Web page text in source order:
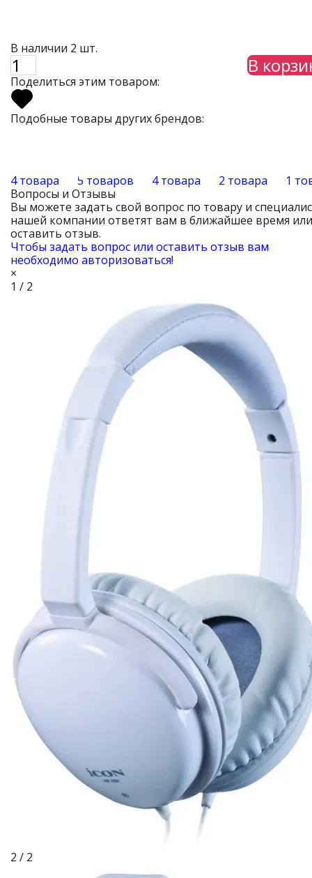
В наличии 2 шт.
В
Поделиться этим товаром:
Подобные товары других брендов:
4 товара 5 товаров 4 товара 2 товара
1
Вопросы и Отзывы
Вы можете задать свой вопрос по товару и
нашей компании ответят вам в ближайшее время или
оставить отзыв.
Чтобы задать вопрос или оставить отзыв вам
необходимо авторизоваться!
×
1 / 2
2 / 2